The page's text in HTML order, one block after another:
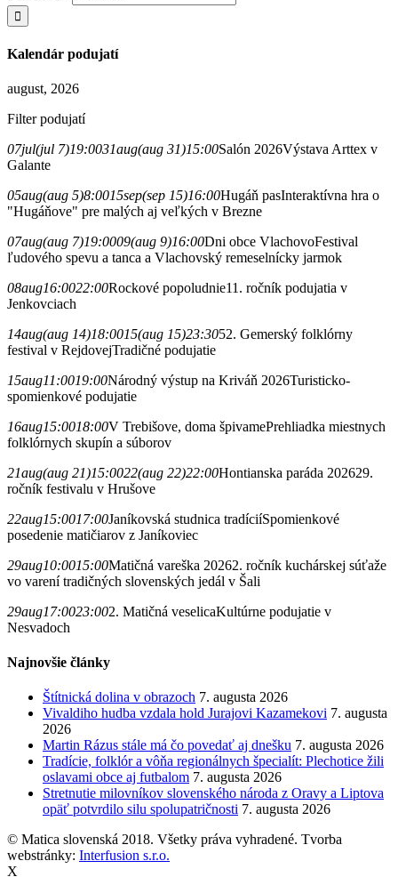
Kalendár podujatí
august, 2026
Filter podujatí
07jul(jul 7)19:0031aug(aug 31)15:00Salón 2026Výstava Arttex v
Galante
05aug(aug 5)8:0015sep(sep 15)16:00Hugáň pasInteraktívna hra o
"Hugáňove" pre malých aj veľkých v Brezne
07aug(aug 7)19:0009(aug 9)16:00Dni obce VlachovoFestival
ľudového spevu a tanca a Vlachovský remeselnícky jarmok
08aug16:0022:00Rockové popoludnie11. ročník podujatia v
Jenkovciach
14aug(aug 14)18:0015(aug 15)23:3052. Gemerský folklórny
festival v RejdovejTradičné podujatie
15aug11:0019:00Národný výstup na Kriváň 2026Turisticko-
spomienkové podujatie
16aug15:0018:00V Trebišove, doma špivamePrehliadka miestnych
folklórnych skupín a súborov
21aug(aug 21)15:0022(aug 22)22:00Hontianska paráda 202629.
ročník festivalu v Hrušove
22aug15:0017:00Janíkovská studnica tradíciíSpomienkové
posedenie matičiarov z Janíkoviec
29aug10:0015:00Matičná vareška 20262. ročník kuchárskej súťaže
vo varení tradičných slovenských jedál v Šali
29aug17:0023:002. Matičná veselicaKultúrne podujatie v
Nesvadoch
Najnovšie články
Štítnická dolina v obrazoch 7. augusta 2026
Vivaldiho hudba vzdala hold Jurajovi Kazamekovi 7. augusta
2026
Martin Rázus stále má čo povedať aj dnešku 7. augusta 2026
Tradície, folklór a vôňa regionálnych špecialít: Plechotice žili
oslavami obce aj futbalom 7. augusta 2026
Stretnutie milovníkov slovenského národa z Oravy a Liptova
opäť potvrdilo silu spolupatričnosti 7. augusta 2026
© Matica slovenská 2018. Všetky práva vyhradené. Tvorba
webstránky: Interfusion s.r.o.
X